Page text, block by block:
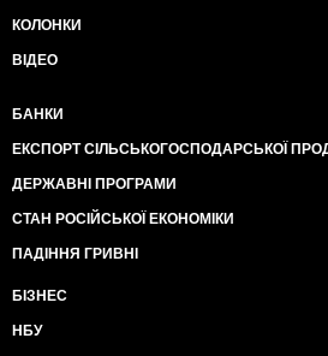
КОЛОНКИ
ВІДЕО
БАНКИ
ЕКСПОРТ СІЛЬСЬКОГОСПОДАРСЬКОЇ
ДЕРЖАВНІ ПРОГРАМИ
СТАН РОСІЙСЬКОЇ ЕКОНОМІКИ
ПАДІННЯ ГРИВНІ
БІЗНЕС
НБУ